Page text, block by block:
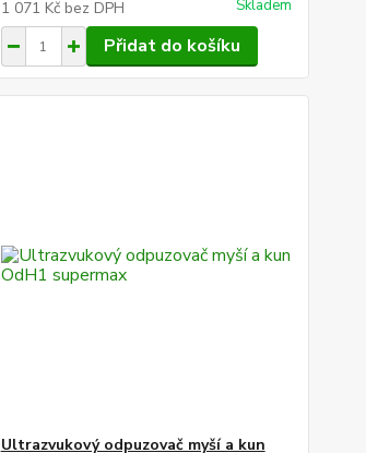
1 071 Kč bez DPH Skladem
Přidat do košíku
Ultrazvukový odpuzovač myší a kun